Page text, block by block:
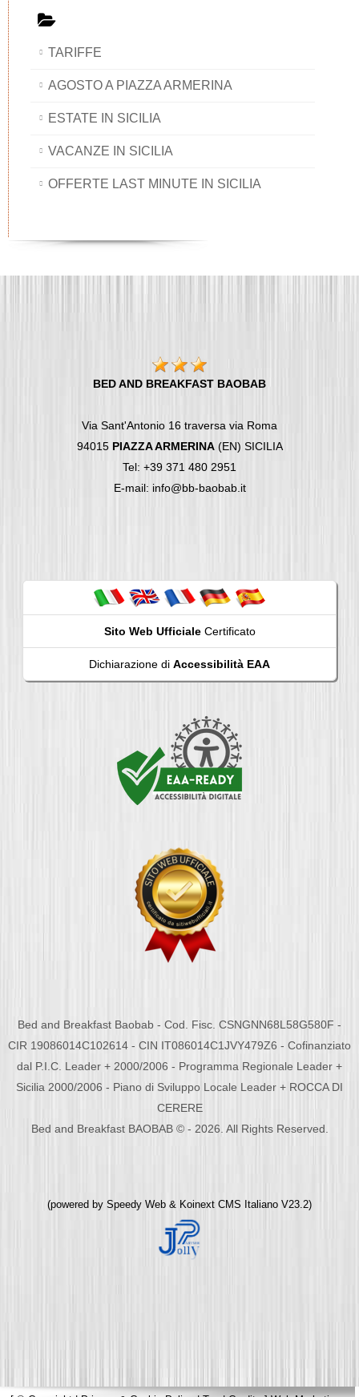
TARIFFE
AGOSTO A PIAZZA ARMERINA
ESTATE IN SICILIA
VACANZE IN SICILIA
OFFERTE LAST MINUTE IN SICILIA
BED AND BREAKFAST BAOBAB
Via Sant'Antonio 16 traversa via Roma
94015 PIAZZA ARMERINA(EN) SICILIA
Tel: +39 371 480 2951
E-mail: info@bb-baobab.it
Sito Web UfficialeCertificato
Dichiarazione di Accessibilità EAA
Bed and Breakfast Baobab - Cod. Fisc. CSNGNN68L58G580F -
CIR 19086014C102614 - CIN IT086014C1JVY479Z6 - Cofinanziato
dal P.I.C. Leader + 2000/2006 - Programma Regionale Leader +
Sicilia 2000/2006 - Piano di Sviluppo Locale Leader + ROCCA DI
CERERE
Bed and Breakfast BAOBAB © - 2026. All Rights Reserved.
(powered by Speedy Web & Koinext CMS Italiano V23.2)